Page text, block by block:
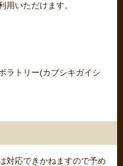
用いただけます。
ラトリー(カブシキガイシ
対応できかねますので予め